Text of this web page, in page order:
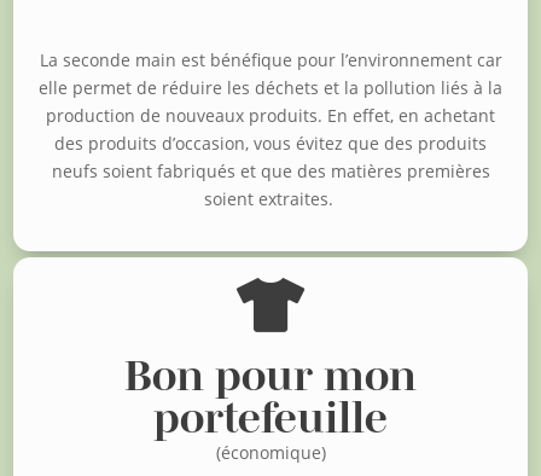
La seconde main est bénéfique pour l’environnement car
elle permet de réduire les déchets et la pollution liés à la
production de nouveaux produits. En effet, en achetant
des produits d’occasion, vous évitez que des produits
neufs soient fabriqués et que des matières premières
soient extraites.

Bon pour mon
portefeuille
(économique)